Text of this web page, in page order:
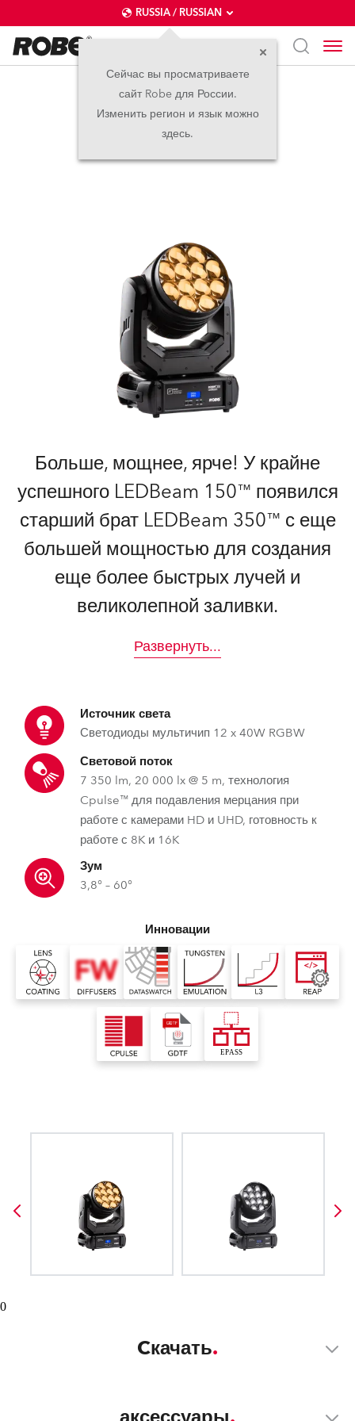
RUSSIA / RUSSIAN
Сейчас вы просматриваете
сайт Robe для России.
Изменить регион и язык можно
здесь.
LEDBeam 350™ FW
(под заказ)
Больше, мощнее, ярче! У крайне
успешного LEDBeam 150™ появился
старший брат LEDBeam 350™ с еще
большей мощностью для создания
еще более быстрых лучей и
великолепной заливки.
Развернуть...
Источник света
Светодиоды мультичип 12 x 40W RGBW
Световой поток
7 350 lm, 20 000 lx @ 5 m, технология
Cpulse™ для подавления мерцания при
работе с камерами HD и UHD, готовность к
работе с 8K и 16K
Зум
3,8° – 60°
Инновации
0
Cкачать